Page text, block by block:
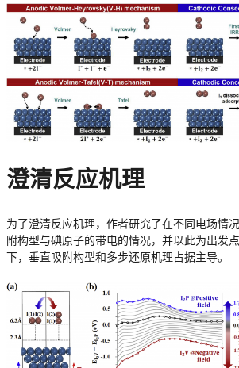
澄清反应机理
为了澄清反应机理，作者研究了在不同电场情
附构型与碘原子的带电的情况，并以此为出发
下，垂直吸附构型和多步还原机理占据主导。